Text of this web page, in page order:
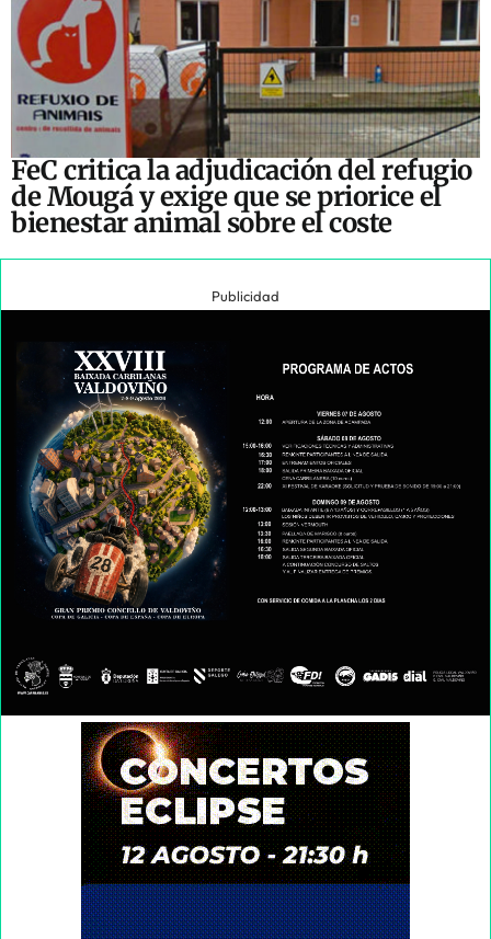
FeC critica la adjudicación del refugio
de Mougá y exige que se priorice el
bienestar animal sobre el coste
Publicidad